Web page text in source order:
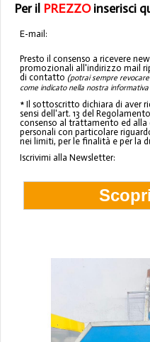
Per il PREZZOinserisci
E-mail:
Presto il consenso a ricevere
promozionali all'indirizzo mail
di contatto (potrai sempre
come indicato nella nostra informativa
* Il sottoscritto dichiara di aver
sensi dell'art. 13 del
consenso al trattamento ed
personali con particolare
nei limiti, per le finalità e per la
Iscrivimi alla Newsletter: